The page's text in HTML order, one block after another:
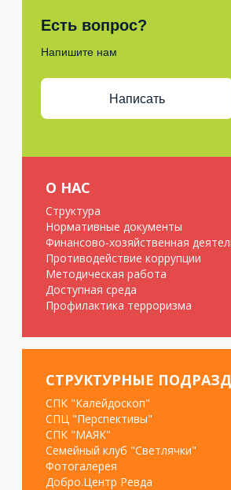
Есть вопрос?
Напишите нам
Написать
О НАС
Структура
Нормативные документы
Финансово-хозяйственная
Противодействие коррупции
Методическая работа
Доступная среда
Профилактика терроризма
СТРУКТУРНЫЕ
СПК "Калейдоскоп"
СПЦ "Перспективы"
СПК "МАЯК"
Семейный клуб "Светлячки"
Фотогалерея
Добро.Центр Ревда